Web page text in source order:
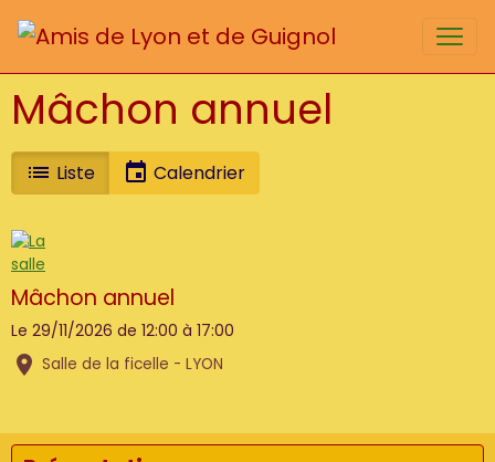
Mâchon annuel
Liste Calendrier
Mâchon annuel
Le 29/11/2026 de 12:00 à 17:00
Salle de la ficelle - LYON